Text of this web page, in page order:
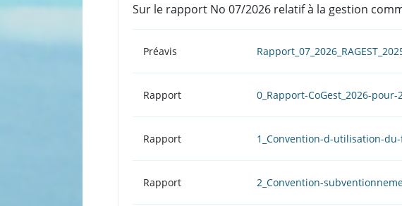
Sur le rapport No 07/2026 relatif à la gestion
Préavis
Rapport 0_Rapport-CoGest_2026-
Rapport 1_Convention-d-utilisation-
Rapport 2_Convention-